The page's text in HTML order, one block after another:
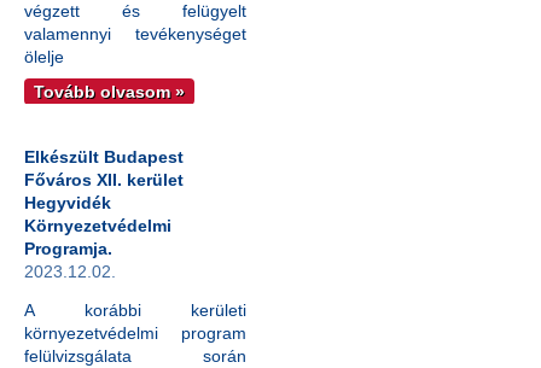
végzett és felügyelt
valamennyi tevékenységet
ölelje
Tovább olvasom »
Elkészült Budapest
Főváros XII. kerület
Hegyvidék
Környezetvédelmi
Programja.
2023.12.02.
A korábbi kerületi
környezetvédelmi program
felülvizsgálata során